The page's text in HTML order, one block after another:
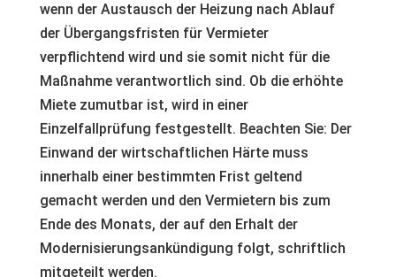
wenn der Austausch der Heizung nach Ablauf
der Übergangsfristen für Vermieter
verpflichtend wird und sie somit nicht für die
Maßnahme verantwortlich sind. Ob die erhöhte
Miete zumutbar ist, wird in einer
Einzelfallprüfung festgestellt. Beachten Sie: Der
Einwand der wirtschaftlichen Härte muss
innerhalb einer bestimmten Frist geltend
gemacht werden und den Vermietern bis zum
Ende des Monats, der auf den Erhalt der
Modernisierungsankündigung folgt, schriftlich
mitgeteilt werden.